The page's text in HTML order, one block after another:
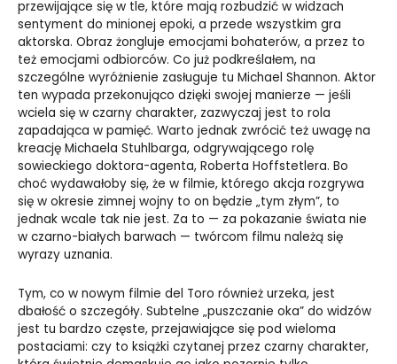
przewijające się w tle, które mają rozbudzić w widzach
sentyment do minionej epoki, a przede wszystkim gra
aktorska. Obraz żongluje emocjami bohaterów, a przez to
też emocjami odbiorców. Co już podkreślałem, na
szczególne wyróżnienie zasługuje tu Michael Shannon. Aktor
ten wypada przekonująco dzięki swojej manierze — jeśli
wciela się w czarny charakter, zazwyczaj jest to rola
zapadająca w pamięć. Warto jednak zwrócić też uwagę na
kreację Michaela Stuhlbarga, odgrywającego rolę
sowieckiego doktora-agenta, Roberta Hoffstetlera. Bo
choć wydawałoby się, że w filmie, którego akcja rozgrywa
się w okresie zimnej wojny to on będzie „tym złym”, to
jednak wcale tak nie jest. Za to — za pokazanie świata nie
w czarno-białych barwach — twórcom filmu należą się
wyrazy uznania.
Tym, co w nowym filmie del Toro również urzeka, jest
dbałość o szczegóły. Subtelne „puszczanie oka” do widzów
jest tu bardzo częste, przejawiające się pod wieloma
postaciami: czy to książki czytanej przez czarny charakter,